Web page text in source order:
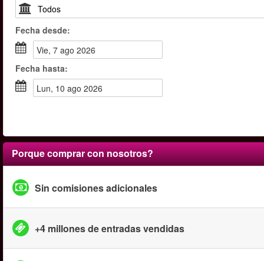
Fecha desde:
vie, 7 ago 2026
Fecha hasta:
lun, 10 ago 2026
Porque comprar con nosotros?
Sin comisiones adicionales
+4 millones de entradas vendidas